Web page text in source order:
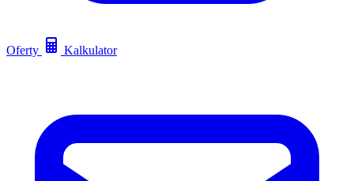
Oferty Kalkulator